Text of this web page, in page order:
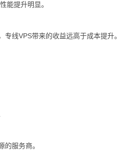
能提升明显。
线VPS带来的收益远高于成本提升。
服务商。